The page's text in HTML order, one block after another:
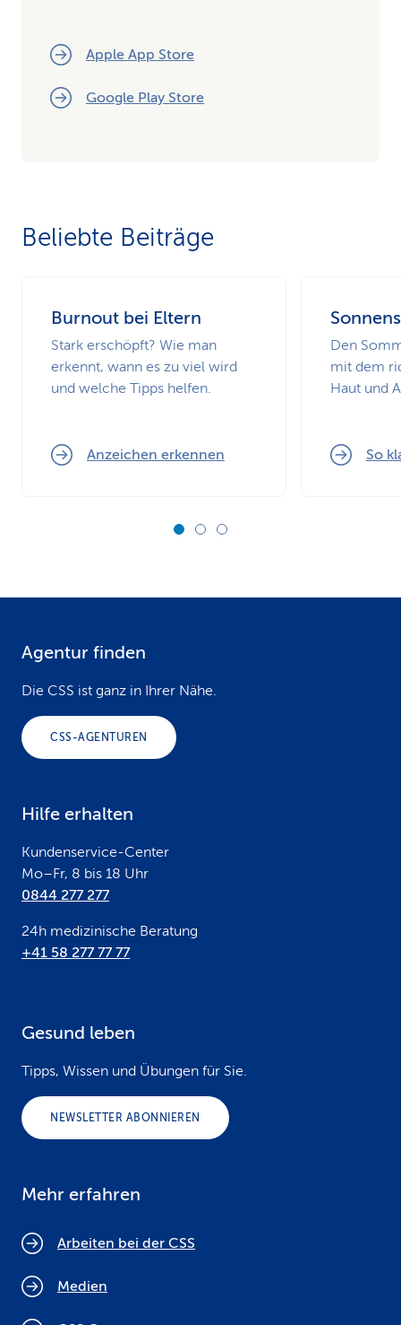
Apple App Store
Google Play Store
Beliebte Beiträge
Burnout bei Eltern
Stark erschöpft? Wie man
erkennt, wann es zu viel wird
und welche Tipps helfen.
Anzeichen erkennen
Den
mit dem
Haut und
So
Agentur finden
Die CSS ist ganz in Ihrer Nähe.
CSS-AGENTUREN
Hilfe erhalten
Kundenservice-Center
Mo–Fr, 8 bis 18 Uhr
0844 277 277
24h medizinische Beratung
+41 58 277 77 77
Gesund leben
Tipps, Wissen und Übungen für Sie.
NEWSLETTER ABONNIEREN
Mehr erfahren
Arbeiten bei der CSS
Medien